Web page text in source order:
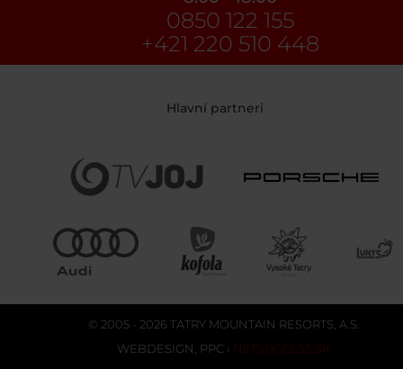
0850 122 155
+421 220 510 448
Hlavní partneri
© 2005 - 2026 TATRY MOUNTAIN RESORTS, A.S.
WEBDESIGN PPC › NETSUCCESS.SK